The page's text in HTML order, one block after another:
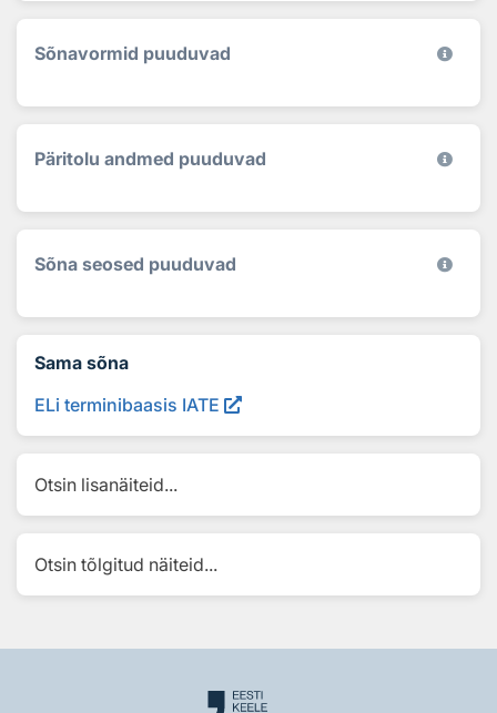
Sõnavormid puuduvad
Päritolu andmed puuduvad
Sõna seosed puuduvad
Sama sõna
ELi terminibaasis IATE
Otsin lisanäiteid...
Otsin tõlgitud näiteid...